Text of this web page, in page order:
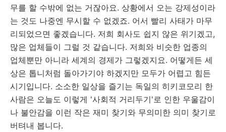
무를 할 수밖에 없는 거잖아요. 상황에서 오는 강제성이라
는 것도 나중엔 무시할 수 없겠죠. 어서 빨리 사태가 마무
리되었으면 좋겠습니다. 저희 회사도 쉽지 않은 위기겠고,
많은 업체들이 그럴 것 같습니다. 저희와 비슷한 업종의
업체뿐만 아니라 세계의 경제가 그렇겠지요. 어떻게든 세
상은 톱니처럼 돌아가기야 하겠지만 모두가 어렵고 힘든
시기입니다. 소소한 일상을 즐기는 독일의 히키코모리 한
사람은 오늘도 이렇게 '사회적 거리두기'로 인한 우울감이
나 불안감을 이런 작은 재미 찾기와 무의미한 의미 찾기로
버텨내 봅니다.